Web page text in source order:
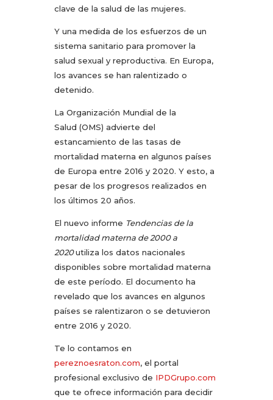
clave de la salud de las mujeres.
Y una medida de los esfuerzos de un
sistema sanitario para promover la
salud sexual y reproductiva. En Europa,
los avances se han ralentizado o
detenido.
La Organización Mundial de la
Salud (OMS) advierte del
estancamiento de las tasas de
mortalidad materna en algunos países
de Europa entre 2016 y 2020. Y esto, a
pesar de los progresos realizados en
los últimos 20 años.
El nuevo informe Tendencias de la
mortalidad materna de 2000 a
2020utiliza los datos nacionales
disponibles sobre mortalidad materna
de este período. El documento ha
revelado que los avances en algunos
países se ralentizaron o se detuvieron
entre 2016 y 2020.
Te lo contamos en
pereznoesraton.com, el portal
profesional exclusivo de IPDGrupo.com
que te ofrece información para decidir